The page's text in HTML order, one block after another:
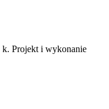
Projekt i wykonanie